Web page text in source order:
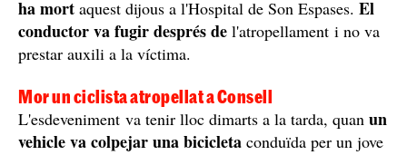
ha mort aquest dijous a l'Hospital de Son Espases. El
conductor va fugir després de l'atropellament i no va
prestar auxili a la víctima.
Mor un ciclista atropellat a Consell
L'esdeveniment va tenir lloc dimarts a la tarda, quan un
vehicle va colpejar una bicicleta conduïda per un jove